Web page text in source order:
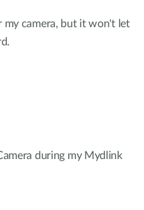
my camera, but it won't let
during my Mydlink